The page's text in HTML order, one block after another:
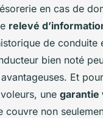
en cas de
relevé
de conduite
bien noté
Et
une garantie
couvre non